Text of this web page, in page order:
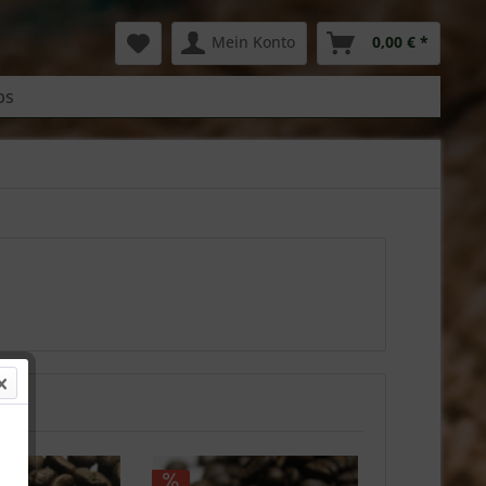
Mein Konto 0,00 € *